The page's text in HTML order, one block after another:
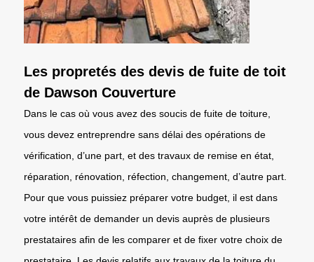
Les propretés des devis de fuite de toit
de Dawson Couverture
Dans le cas où vous avez des soucis de fuite de toiture,
vous devez entreprendre sans délai des opérations de
vérification, d’une part, et des travaux de remise en état,
réparation, rénovation, réfection, changement, d’autre part.
Pour que vous puissiez préparer votre budget, il est dans
votre intérêt de demander un devis auprès de plusieurs
prestataires afin de les comparer et de fixer votre choix de